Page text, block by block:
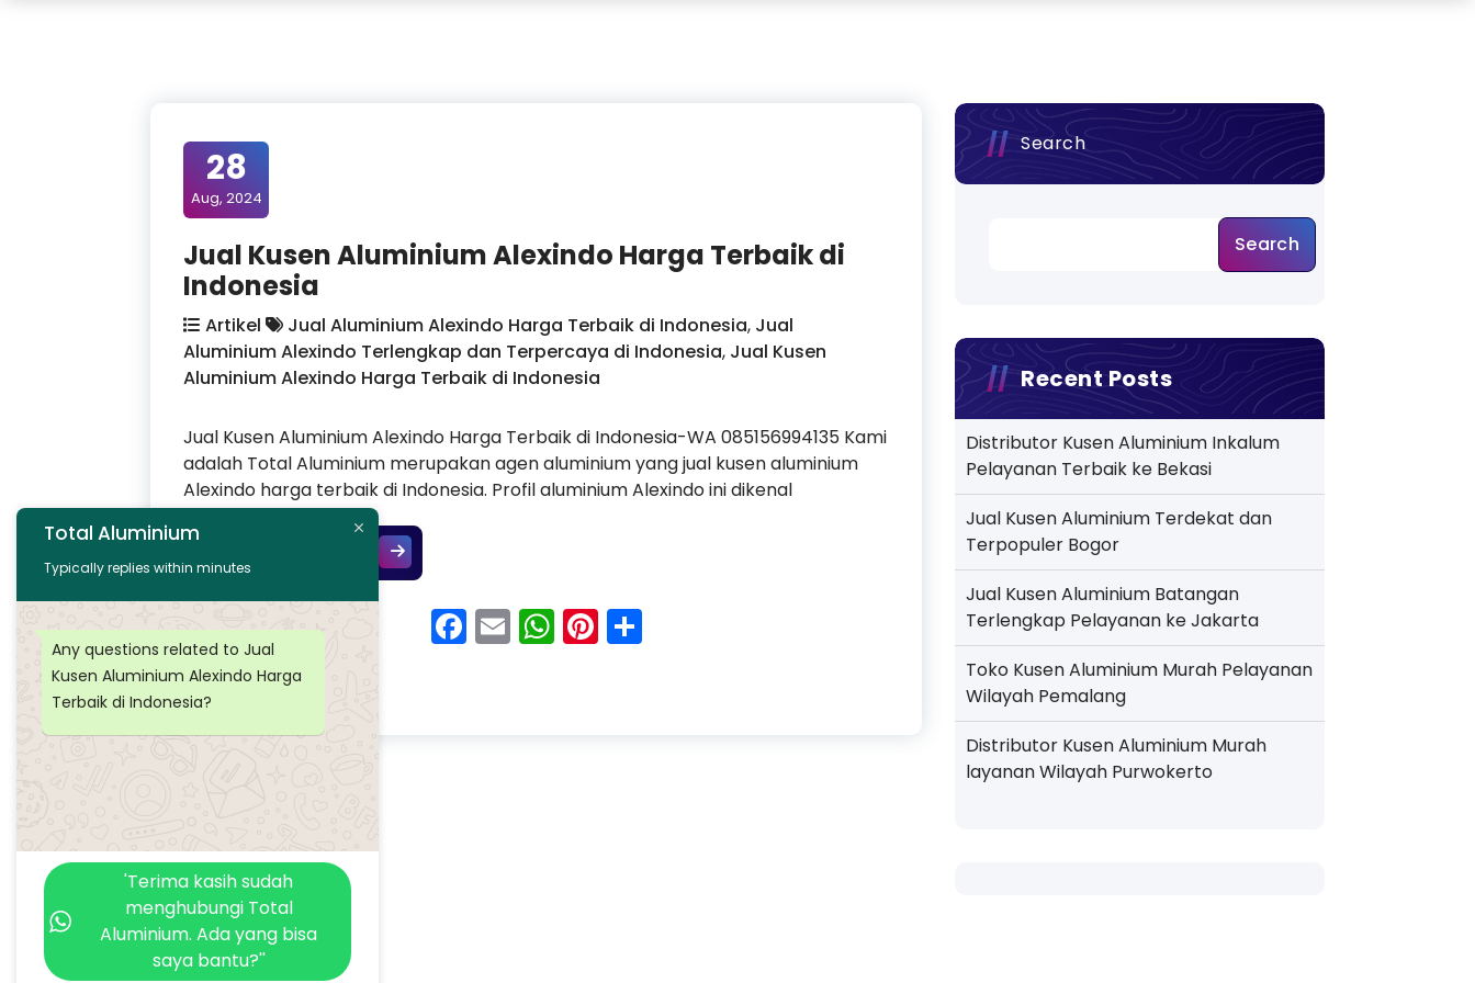
28
Aug, 2024
Jual Kusen Aluminium Alexindo Harga Terbaik di
Indonesia
Artikel Jual Aluminium Alexindo Harga Terbaik di Indonesia, Jual
Aluminium Alexindo Terlengkap dan Terpercaya di Indonesia, Jual Kusen
Aluminium Alexindo Harga Terbaik di Indonesia
Jual Kusen Aluminium Alexindo Harga Terbaik di Indonesia-WA 085156994135 Kami
adalah Total Aluminium merupakan agen aluminium yang jual kusen aluminium
Alexindo harga terbaik di Indonesia. Profil aluminium Alexindo ini dikenal
Jual Kusen Aluminium Alexindo Harga Terbaik di Indonesia
Facebook
EmailWhatsApp
Pinterest
Share
Search
Search
Recent Posts
Distributor Kusen Aluminium Inkalum
Pelayanan Terbaik ke Bekasi
Jual Kusen Aluminium Terdekat dan
Terpopuler Bogor
Jual Kusen Aluminium Batangan
Terlengkap Pelayanan ke Jakarta
Toko Kusen Aluminium Murah Pelayanan
Wilayah Pemalang
Distributor Kusen Aluminium Murah
layanan Wilayah Purwokerto
Total Aluminium
Typically replies within minutes
Any questions related to Jual
Kusen Aluminium Alexindo Harga
Terbaik di Indonesia?
'Terima kasih sudah
menghubungi Total
Aluminium. Ada yang bisa
saya bantu?''